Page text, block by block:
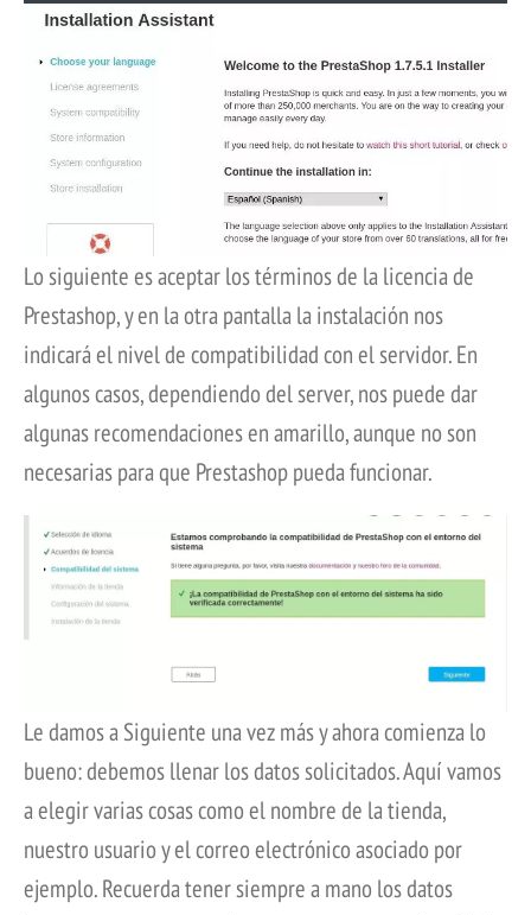
Lo siguiente es aceptar los términos de la licencia de
Prestashop, y en la otra pantalla la instalación nos
indicará el nivel de compatibilidad con el servidor. En
algunos casos, dependiendo del server, nos puede dar
algunas recomendaciones en amarillo, aunque no son
necesarias para que Prestashop pueda funcionar.
Le damos a Siguiente una vez más y ahora comienza lo
bueno: debemos llenar los datos solicitados. Aquí vamos
a elegir varias cosas como el nombre de la tienda,
nuestro usuario y el correo electrónico asociado por
ejemplo. Recuerda tener siempre a mano los datos